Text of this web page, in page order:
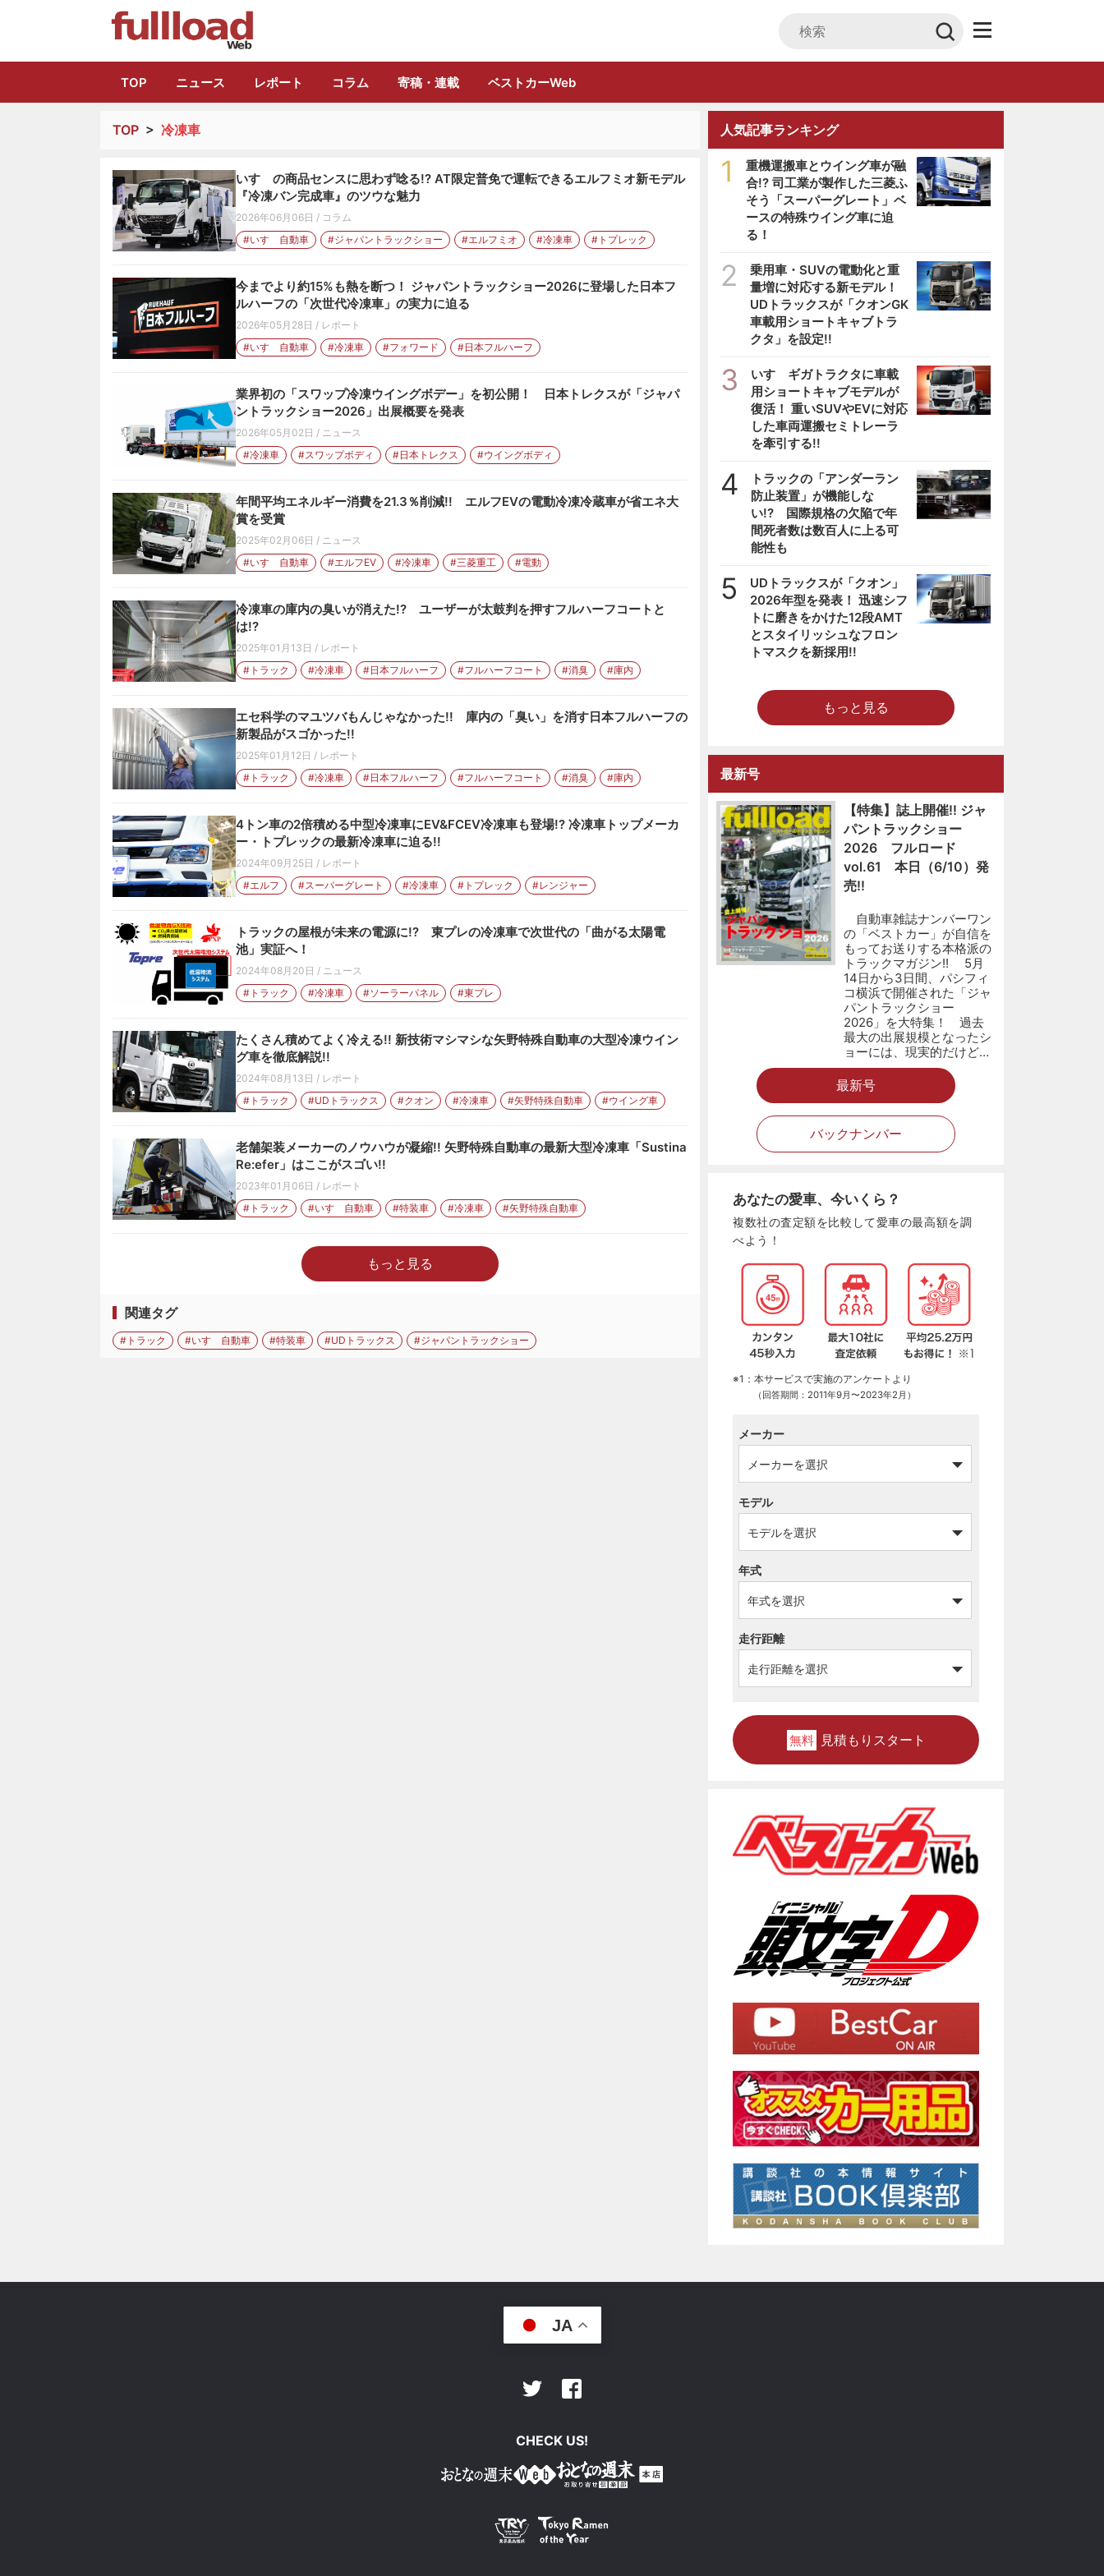
TOP ニュース レポート コラム 寄稿・連載 ベストカーWeb
TOP > 冷凍車
いすゞの商品センスに思わず唸る!? AT限定普免で運転できるエルフミオ新モデル
『冷凍バン完成車』のツウな魅力
2026年06月06日 / コラム
#いすゞ自動車
#ジャパントラックショー #エルフミオ #冷凍車 #トプレック
今までより約15%も熱を断つ！ ジャパントラックショー2026に登場した日本フ
ルハーフの「次世代冷凍車」の実力に迫る
2026年05月28日 / レポート
#いすゞ自動車
#冷凍車 #フォワード #日本フルハーフ
業界初の「スワップ冷凍ウイングボデー」を初公開！ 日本トレクスが「ジャパ
ントラックショー2026」出展概要を発表
2026年05月02日 / ニュース
#冷凍車
#スワップボディ #日本トレクス #ウイングボディ
年間平均エネルギー消費を21.3％削減!! エルフEVの電動冷凍冷蔵車が省エネ大
賞を受賞
2025年02月06日 / ニュース
#いすゞ自動車
#エルフEV #冷凍車 #三菱重工 #電動
冷凍車の庫内の臭いが消えた!? ユーザーが太鼓判を押すフルハーフコートと
は!?
2025年01月13日 / レポート
#トラック
#冷凍車 #日本フルハーフ #フルハーフコート #消臭 #庫内
エセ科学のマユツバもんじゃなかった!! 庫内の「臭い」を消す日本フルハーフの
新製品がスゴかった!!
2025年01月12日 / レポート
#トラック
#冷凍車 #日本フルハーフ #フルハーフコート #消臭 #庫内
4トン車の2倍積める中型冷凍車にEV&FCEV冷凍車も登場!? 冷凍車トップメーカ
ー・トプレックの最新冷凍車に迫る!!
2024年09月25日 / レポート
#エルフ
#スーパーグレート #冷凍車 #トプレック #レンジャー
トラックの屋根が未来の電源に!? 東プレの冷凍車で次世代の「曲がる太陽電
池」実証へ！
2024年08月20日 / ニュース
#トラック
#冷凍車 #ソーラーパネル #東プレ
たくさん積めてよく冷える!! 新技術マシマシな矢野特殊自動車の大型冷凍ウイン
グ車を徹底解説!!
2024年08月13日 / レポート
#トラック
#UDトラックス #クオン #冷凍車 #矢野特殊自動車 #ウイング車
老舗架装メーカーのノウハウが凝縮!! 矢野特殊自動車の最新大型冷凍車「Sustina
Re:efer」はここがスゴい!!
2023年01月06日 / レポート
#トラック
#いすゞ自動車 #特装車 #冷凍車 #矢野特殊自動車
もっと見る
関連タグ
#トラック #いすゞ自動車 #特装車 #UDトラックス #ジャパントラックショー
人気記事ランキング
1
重機運搬車とウイング車が融
合!? 司工業が製作した三菱ふ
そう「スーパーグレート」ベ
ースの特殊ウイング車に迫
る！
2
乗用車・SUVの電動化と重
量増に対応する新モデル！
UDトラックスが「クオンGK
車載用ショートキャブトラ
クタ」を設定!!
3
いすゞギガトラクタに車載
用ショートキャブモデルが
復活！ 重いSUVやEVに対応
した車両運搬セミトレーラ
を牽引する!!
4
トラックの「アンダーラン
防止装置」が機能しな
い!? 国際規格の欠陥で年
間死者数は数百人に上る可
能性も
5
UDトラックスが「クオン」
2026年型を発表！ 迅速シフ
トに磨きをかけた12段AMT
とスタイリッシュなフロン
トマスクを新採用!!
もっと見る
最新号
【特集】誌上開催!! ジャ
パントラックショー
2026 フルロード
vol.61 本日（6/10）発
売!!
自動車雑誌ナンバーワン
の「ベストカー」が自信を
もってお送りする本格派の
トラックマガジン!! 5月
14日から3日間、パシフィ
コ横浜で開催された「ジャ
パントラックショー
2026」を大特集！ 過去
最大の出展規模となったシ
ョーには、現実的だけど…
最新号
バックナンバー
あなたの愛車、今いくら？
複数社の査定額を比較して愛車の最高額を調
べよう！
※1：本サービスで実施のアンケートより
（回答期間：2011年9月〜2023年2月）
メーカー
モデル
年式
走行距離
無料 見積もりスタート
JA
Twitter
CHECK US!